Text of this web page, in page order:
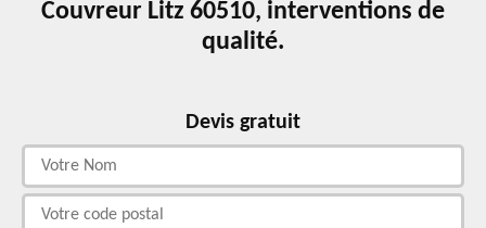
Couvreur Litz 60510, interventions de
qualité.
Devis gratuit